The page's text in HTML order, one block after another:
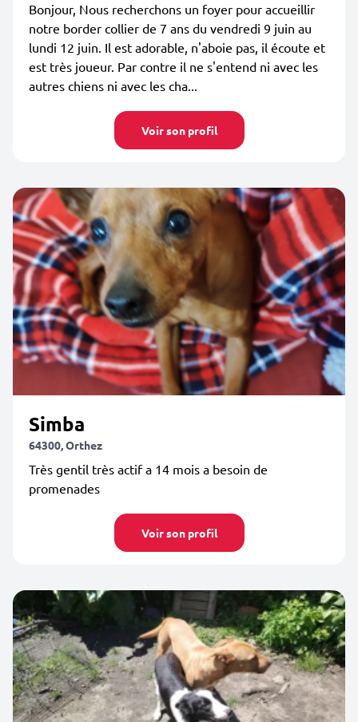
Bonjour, Nous recherchons un foyer pour accueillir
notre border collier de 7 ans du vendredi 9 juin au
lundi 12 juin. Il est adorable, n'aboie pas, il écoute et
est très joueur. Par contre il ne s'entend ni avec les
autres chiens ni avec les cha...
Voir son profil
Simba
64300, Orthez
Très gentil très actif a 14 mois a besoin de
promenades
Voir son profil